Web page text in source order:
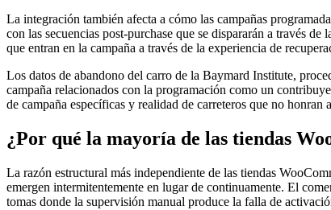
La integración también afecta a cómo las campañas
con las secuencias post-purchase que se dispararán a través
que entran en la campaña a través de la experiencia de
Los datos de abandono del carro de la Baymard Institute,
campaña relacionados con la programación como un
de campaña específicas y realidad de carreteros que no
¿Por qué la mayoría de las tiendas
La razón estructural más independiente de las tiendas
emergen intermitentemente en lugar de continuamente. El
tomas donde la supervisión manual produce la falla de